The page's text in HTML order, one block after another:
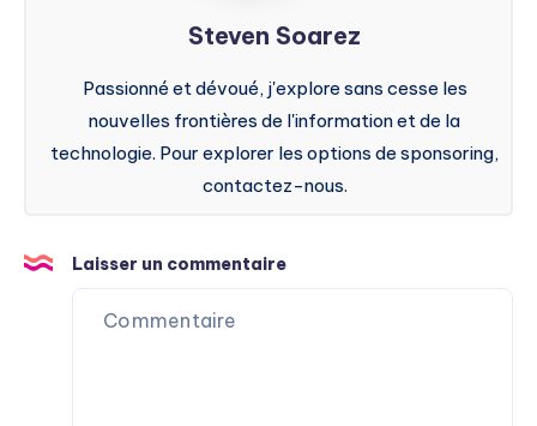
Steven Soarez
Passionné et dévoué, j'explore sans cesse les
nouvelles frontières de l'information et de la
technologie. Pour explorer les options de sponsoring,
contactez-nous.
Laisser un commentaire